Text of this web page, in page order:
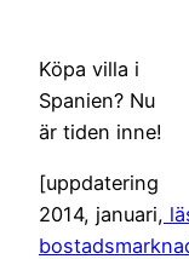
Köpa villa i
Spanien? Nu
är tiden inne!
[uppdatering
2014, januari,